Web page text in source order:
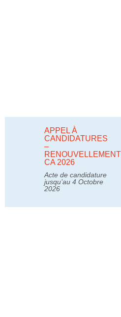
APPEL À
CANDIDATURES
–
RENOUVELLEMENT
CA 2026
Acte de candidature
jusqu’au 4 Octobre
2026